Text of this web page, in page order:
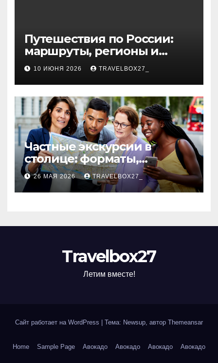
Путешествия по России:
маршруты, регионы и
особенности поездок
10 ИЮНЯ 2026 TRAVELBOX27_
Частные экскурсии в
столице: форматы,
маршруты и особенности
организации
26 МАЯ 2026 TRAVELBOX27_
Travelbox27
Летим вместе!
Сайт работает на WordPress Тема: Newsup, автор Themeansar
Home Sample Page Авокадо Авокадо Авокадо Авокадо